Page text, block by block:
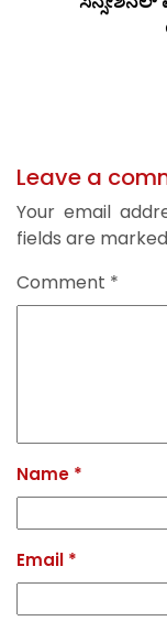
Leave a
Your email
fields are marked
Comment *
Name *
Email *